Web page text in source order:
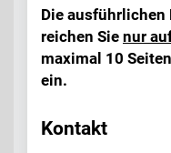
Die ausführlichen
reichen Sie nur
maximal 10
ein.
Kontakt